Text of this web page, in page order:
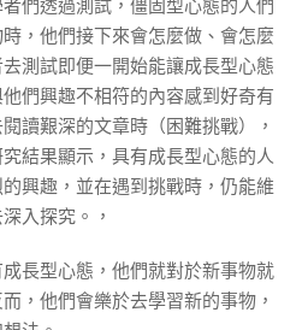
們透過測試，僵固型心態的人們
，他們接下來會怎麼做、會怎麼
測試即便一開始能讓成長型心態
們興趣不相符的內容感到好奇有
讀艱深的文章時（困難挑戰），
結果顯示，具有成長型心態的人
興趣，並在遇到挑戰時，仍能維
入探究。，
長型心態，他們就對於新事物就
，他們會樂於去學習新的事物，